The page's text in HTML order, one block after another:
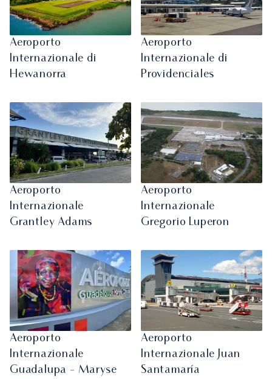
Aeroporto
Internazionale di
Hewanorra
Aeroporto
Internazionale di
Providenciales
Aeroporto
Internazionale
Grantley Adams
Aeroporto
Internazionale
Gregorio Luperon
Aeroporto
Internazionale
Guadalupa - Maryse
Aeroporto
Internazionale Juan
Santamaría